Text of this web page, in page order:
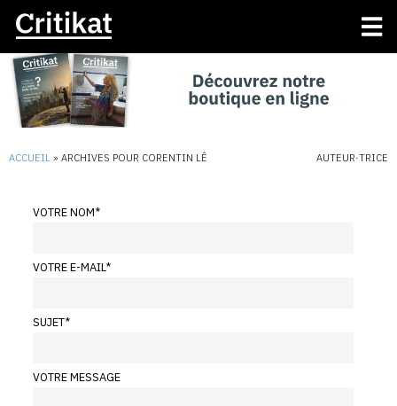
ACCUEIL » ARCHIVES POUR CORENTIN LÊ AUTEUR·TRICE
VOTRE NOM*
VOTRE E-MAIL*
SUJET*
VOTRE MESSAGE